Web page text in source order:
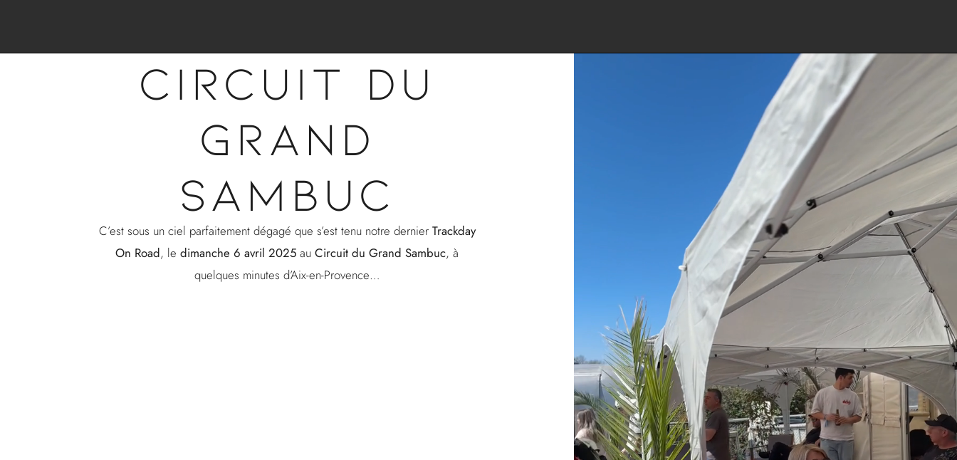
CIRCUIT DU
GRAND
SAMBUC
C’est sous un ciel parfaitement dégagé que s’est tenu notre dernier Trackday
On Road, ledimanche 6 avril 2025 auCircuit du Grand Sambuc, à
quelques minutes d’Aix-en-Provence…